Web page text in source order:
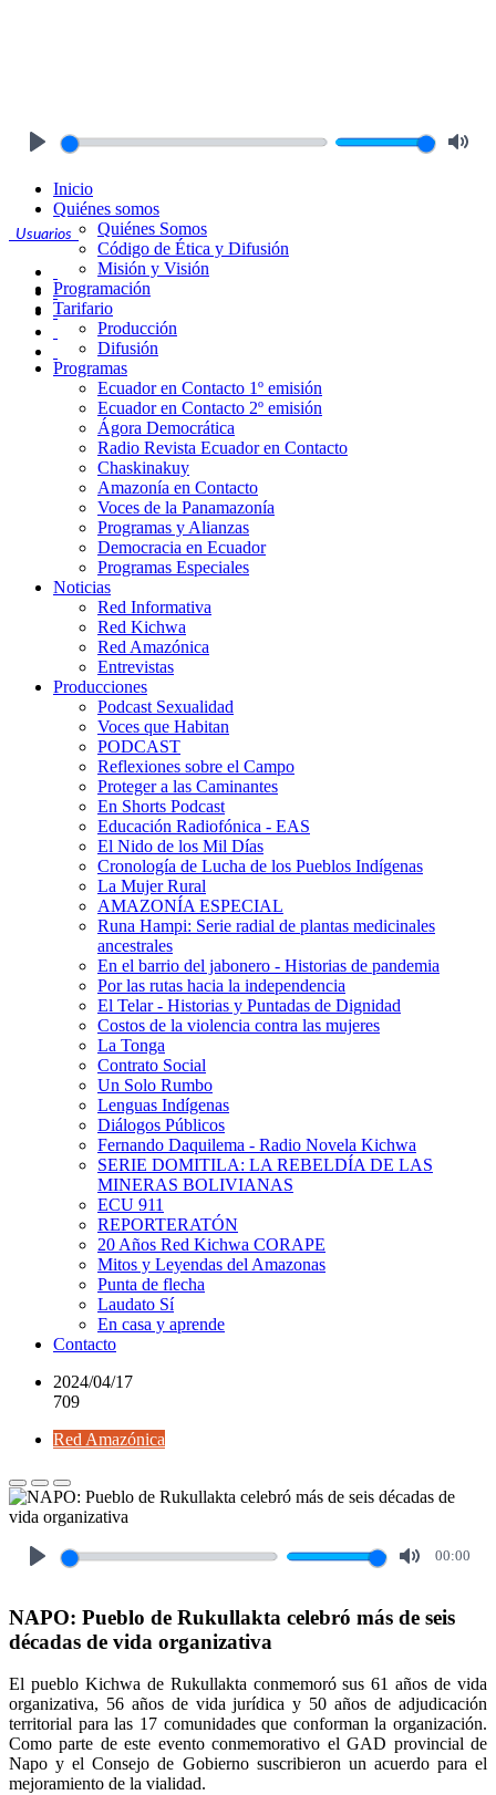
Usuarios
Inicio
Quiénes somos
Quiénes Somos
Código de Ética y Difusión
Misión y Visión
Programación
Tarifario
Producción
Difusión
Programas
Ecuador en Contacto 1º emisión
Ecuador en Contacto 2º emisión
Ágora Democrática
Radio Revista Ecuador en Contacto
Chaskinakuy
Amazonía en Contacto
Voces de la Panamazonía
Programas y Alianzas
Democracia en Ecuador
Programas Especiales
Noticias
Red Informativa
Red Kichwa
Red Amazónica
Entrevistas
Producciones
Podcast Sexualidad
Voces que Habitan
PODCAST
Reflexiones sobre el Campo
Proteger a las Caminantes
En Shorts Podcast
Educación Radiofónica - EAS
El Nido de los Mil Días
Cronología de Lucha de los Pueblos Indígenas
La Mujer Rural
AMAZONÍA ESPECIAL
Runa Hampi: Serie radial de plantas medicinales
ancestrales
En el barrio del jabonero - Historias de pandemia
Por las rutas hacia la independencia
El Telar - Historias y Puntadas de Dignidad
Costos de la violencia contra las mujeres
La Tonga
Contrato Social
Un Solo Rumbo
Lenguas Indígenas
Diálogos Públicos
Fernando Daquilema - Radio Novela Kichwa
SERIE DOMITILA: LA REBELDÍA DE LAS
MINERAS BOLIVIANAS
ECU 911
REPORTERATÓN
20 Años Red Kichwa CORAPE
Mitos y Leyendas del Amazonas
Punta de flecha
Laudato Sí
En casa y aprende
Contacto
2024/04/17
709
Red Amazónica
00:00
NAPO: Pueblo de Rukullakta celebró más de seis
décadas de vida organizativa
El pueblo Kichwa de Rukullakta conmemoró sus 61 años de vida
organizativa, 56 años de vida jurídica y 50 años de adjudicación
territorial para las 17 comunidades que conforman la organización.
Como parte de este evento conmemorativo el GAD provincial de
Napo y el Consejo de Gobierno suscribieron un acuerdo para el
mejoramiento de la vialidad.